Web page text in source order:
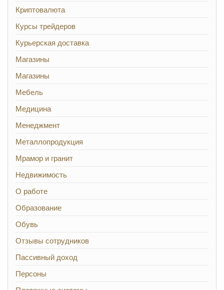
Криптовалюта
Курсы трейдеров
Курьерская доставка
Магазины
Магазины
Мебель
Медицина
Менеджмент
Металлопродукция
Мрамор и гранит
Недвижимость
О работе
Образование
Обувь
Отзывы сотрудников
Пассивный доход
Персоны